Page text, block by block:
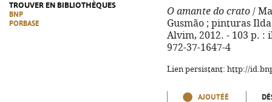
TROUVER EN BIBLIOTHÈQUES
BNP
PORBASE
O amante do crato /
Gusmão ; pinturas
Alvim, 2012. - 103 p. :
972-37-1647-4
Lien persistant: http://
AJOUTÉÉ